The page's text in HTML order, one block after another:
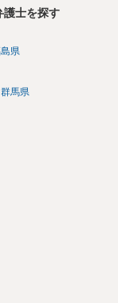
護士を探す
県
群馬県